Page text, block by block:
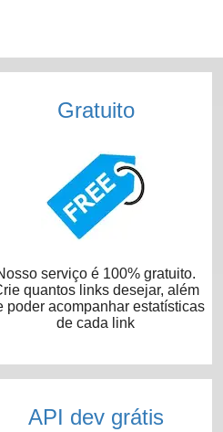
Gratuito
serviço é 100% gratuito.
quantos links desejar, além
poder acompanhar estatísticas
de cada link
API dev grátis